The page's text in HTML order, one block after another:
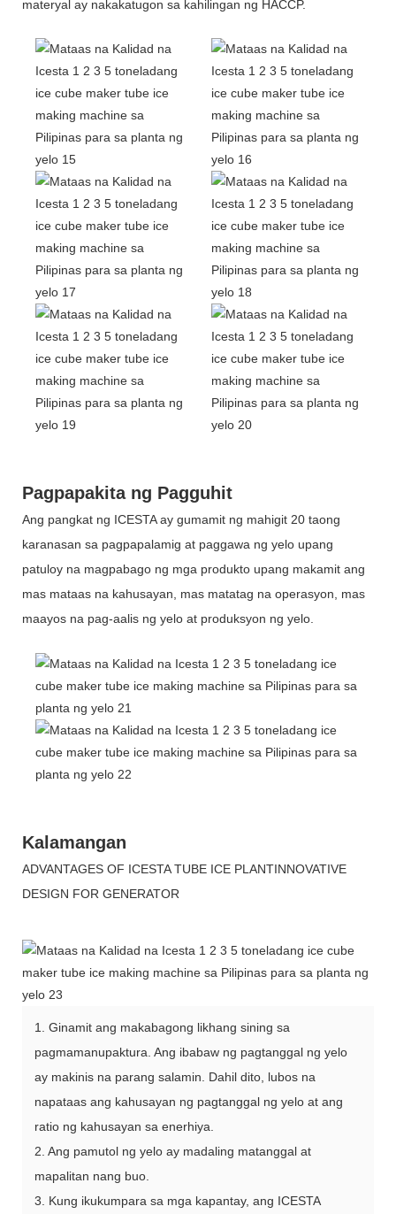
materyal ay nakakatugon sa kahilingan ng HACCP.
Pagpapakita ng Pagguhit
Ang pangkat ng ICESTA ay gumamit ng mahigit 20 taong
karanasan sa pagpapalamig at paggawa ng yelo upang
patuloy na magpabago ng mga produkto upang makamit ang
mas mataas na kahusayan, mas matatag na operasyon, mas
maayos na pag-aalis ng yelo at produksyon ng yelo.
Kalamangan
ADVANTAGES OF ICESTA TUBE ICE PLANTINNOVATIVE
DESIGN FOR GENERATOR
1. Ginamit ang makabagong likhang sining sa
pagmamanupaktura. Ang ibabaw ng pagtanggal ng yelo
ay makinis na parang salamin. Dahil dito, lubos na
napataas ang kahusayan ng pagtanggal ng yelo at ang
ratio ng kahusayan sa enerhiya.
2. Ang pamutol ng yelo ay madaling matanggal at
mapalitan nang buo.
3. Kung ikukumpara sa mga kapantay, ang ICESTA